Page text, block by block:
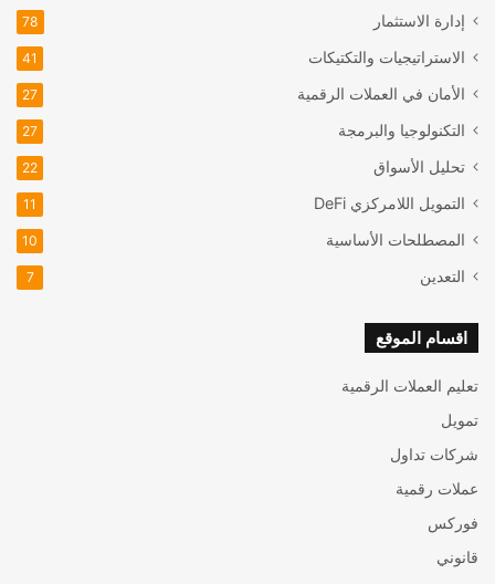
إدارة الاستثمار 78
الاستراتيجيات والتكتيكات 41
الأمان في العملات الرقمية 27
التكنولوجيا والبرمجة 27
تحليل الأسواق 22
التمويل اللامركزي DeFi
11
المصطلحات الأساسية 10
التعدين 7
اقسام الموقع
تعليم العملات الرقمية
تمويل
شركات تداول
عملات رقمية
فوركس
قانوني